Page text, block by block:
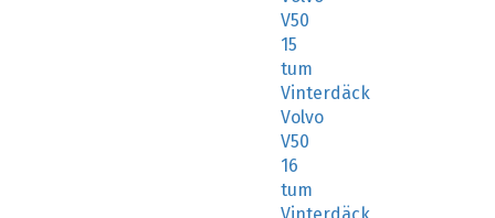
V50
15
tum
Vinterdäck
Volvo
V50
16
tum
Vinterdäck